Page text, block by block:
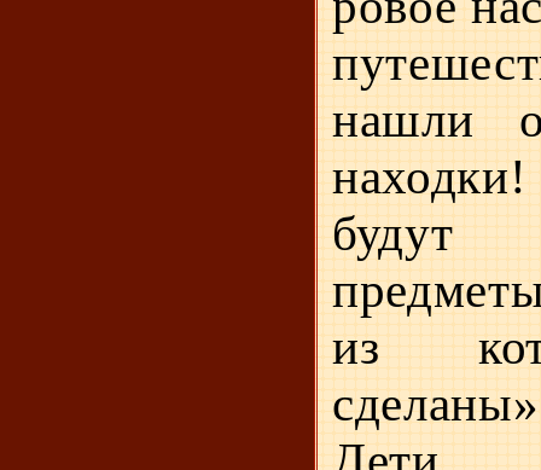
нашли
будут
из